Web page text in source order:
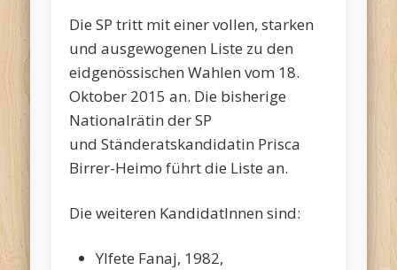
Die SP tritt mit einer vollen, starken
und ausgewogenen Liste zu den
eidgenössischen Wahlen vom 18.
Oktober 2015 an. Die bisherige
Nationalrätin der SP
und Ständeratskandidatin Prisca
Birrer-Heimo führt die Liste an.
Die weiteren KandidatInnen sind:
Ylfete Fanaj, 1982,